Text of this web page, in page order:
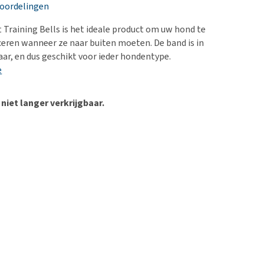
en conditie
pezen en botten
alles
Training Bells is het ideale product om uw hond te
wanneer ze naar buiten moeten. De band is in
en dus geschikt voor ieder hondentype.
langer verkrijgbaar.